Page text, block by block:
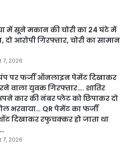
में सूने मकान की चोरी का 24 घंटे में
दो आरोपी गिरफ्तार, चोरी का सामान
7, 2026
पंप पर फर्जी ऑनलाइन पेमेंट दिखाकर
वाला युवक गिरफ्तार…. शातिर
कार की नंबर प्लेट को छिपाकर दो
भरवाया… QR पेमेंट का फर्जी
दिखाकर रफुचक्कर हो जाता था
7, 2026